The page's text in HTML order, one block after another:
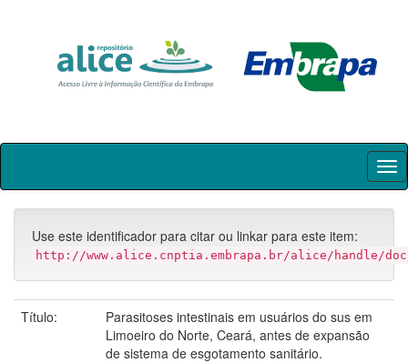
Skip
Use este identificador para citar ou linkar para este item:
http://www.alice.cnptia.embrapa.br/alice/handle/doc/
Título:
Parasitoses intestinais em usuários do sus em
Limoeiro do Norte, Ceará, antes de expansão
de sistema de esgotamento sanitário.